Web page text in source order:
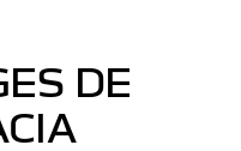
DE